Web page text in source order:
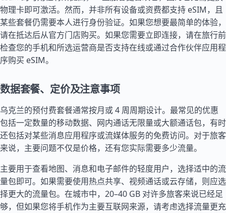
物理卡即可激活。然而，并非所有设备或资费都支持 eSIM，且
某些套餐仍需要本人进行身份验证。如果您想要最简单的体验，
请在抵达后从官方门店购买。如果您需要立即连接，请在旅行前
检查您的手机和所选运营商是否支持在线或通过合作伙伴应用程
序购买 eSIM。
数据套餐、定价及注意事项
乌克兰的预付费套餐通常按月或 4 周周期设计。最常见的优惠
包括一定数量的移动数据、网内通话无限量或大额通话包，有时
还包括对某些消息应用程序或流媒体服务的免费访问。对于旅客
来说，主要问题不仅是价格，还有您实际需要多少流量。
主要用于查看地图、消息和电子邮件的轻度用户，选择适中的流
量包即可。如果需要使用热点共享、视频通话或云存储，则应选
择更大的流量包。在城市中，20–40 GB 对许多旅客来说已经足
够，但如果您将手机作为主要互联网来源，请考虑选择流量更充